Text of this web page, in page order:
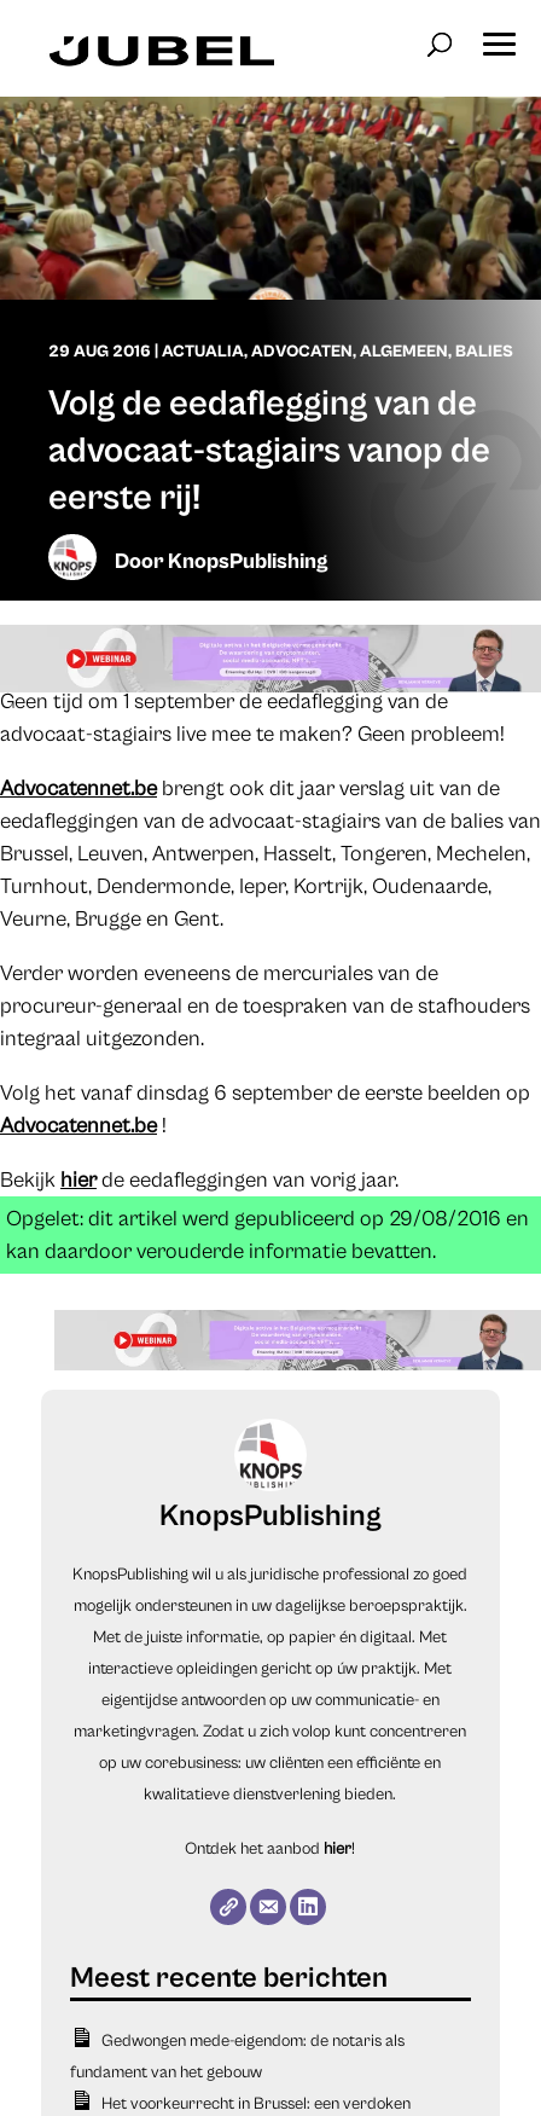
29 AUG 2016 ACTUALIA,ADVOCATEN,ALGEMEEN, BALIES
Volg de eedaflegging van de
advocaat-stagiairs vanop de
eerste rij!
DoorKnopsPublishing
Geen tijd om 1 september de eedaflegging van de
advocaat-stagiairs live mee te maken? Geen probleem!
Advocatennet.bebrengt ook dit jaar verslag uit van de
eedafleggingen van de advocaat-stagiairs van de balies van
Brussel, Leuven, Antwerpen, Hasselt, Tongeren, Mechelen,
Turnhout, Dendermonde, Ieper, Kortrijk, Oudenaarde,
Veurne, Brugge en Gent.
Verder worden eveneens de mercuriales van de
procureur-generaal en de toespraken van de stafhouders
integraal uitgezonden.
Volg het vanaf dinsdag 6 september de eerste beelden op
Advocatennet.be!
Bekijk hierde eedafleggingen van vorig jaar.
Opgelet: dit artikel werd gepubliceerd op 29/08/2016 en
kan daardoor verouderde informatie bevatten.
KnopsPublishing
KnopsPublishing wil u als juridische professional zo goed
mogelijk ondersteunen in uw dagelijkse beroepspraktijk.
Met de juiste informatie, op papier én digitaal. Met
interactieve opleidingen gericht op úw praktijk. Met
eigentijdse antwoorden op uw communicatie- en
marketingvragen. Zodat u zich volop kunt concentreren
op uw corebusiness: uw cliënten een efficiënte en
kwalitatieve dienstverlening bieden.
Ontdek het aanbod hier!
Gedwongen mede-eigendom: de notaris als
fundament van het gebouw
Het voorkeurrecht in Brussel: een verdoken